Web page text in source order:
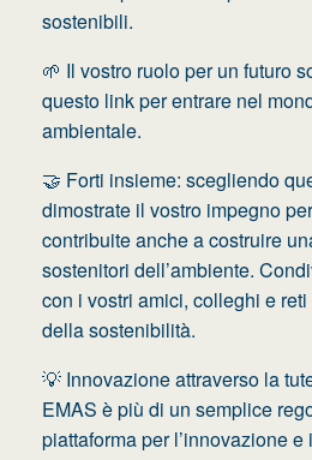
sostenibili.
🌱 Il vostro ruolo per un futuro
questo link per entrare nel
ambientale.
🤝 Forti insieme: scegliendo
dimostrate il vostro impegno
contribuite anche a costruire
sostenitori dell’ambiente.
con i vostri amici, colleghi e
della sostenibilità.
💡 Innovazione attraverso la
EMAS è più di un semplice
piattaforma per l’innovazione